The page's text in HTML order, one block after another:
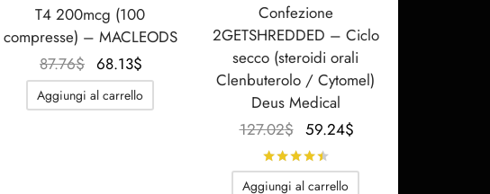
T4 200mcg (100
compresse) – MACLEODS
87.76$
Il
prezzo
originale
68.13$
prezzo
attuale
Aggiungi al carrello
Confezione
2GETSHREDDED – Ciclo
secco (steroidi orali
Clenbuterolo / Cytomel)
Deus Medical
127.02$ Il prezzo
originale
era:
59.24$
Aggiungi al carrello